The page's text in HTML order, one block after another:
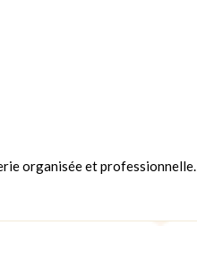
organisée et professionnelle.